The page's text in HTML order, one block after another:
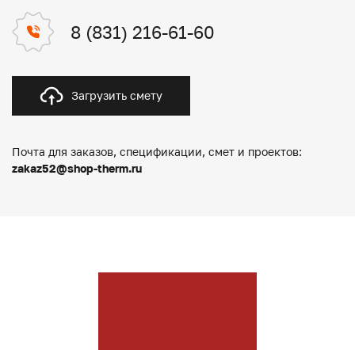
8 (831) 216-61-60
Загрузить смету
Почта для заказов, спецификации, смет и проектов:
zakaz52@shop-therm.ru